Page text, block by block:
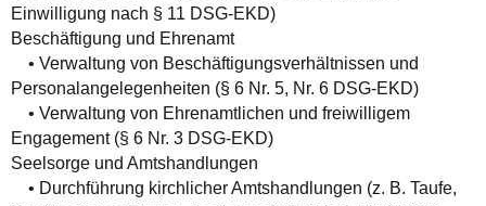
Einwilligung nach § 11 DSG-EKD)
Beschäftigung und Ehrenamt
• Verwaltung von Beschäftigungsverhältnissen und
Personalangelegenheiten (§ 6 Nr. 5, Nr. 6 DSG-EKD)
• Verwaltung von Ehrenamtlichen und freiwilligem
Engagement (§ 6 Nr. 3 DSG-EKD)
Seelsorge und Amtshandlungen
• Durchführung kirchlicher Amtshandlungen (z. B. Taufe,